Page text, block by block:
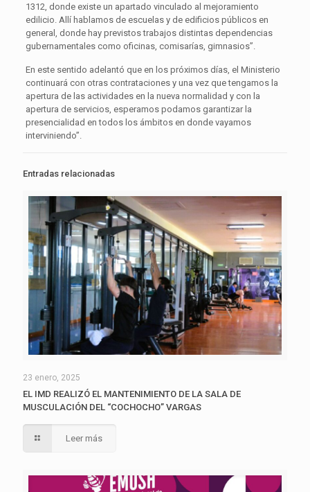
1312, donde existe un apartado vinculado al mejoramiento
edilicio. Allí hablamos de escuelas y de edificios públicos en
general, donde hay previstos trabajos distintas dependencias
gubernamentales como oficinas, comisarías, gimnasios”.
En este sentido adelantó que en los próximos días, el Ministerio
continuará con otras contrataciones y una vez que tengamos la
apertura de las actividades en la nueva normalidad y con la
apertura de servicios, esperamos podamos garantizar la
presencialidad en todos los ámbitos en donde vayamos
interviniendo”.
Entradas relacionadas
23 enero, 2025
EL IMD REALIZÓ EL MANTENIMIENTO DE LA SALA DE
MUSCULACIÓN DEL “COCHOCHO” VARGAS
Leer más